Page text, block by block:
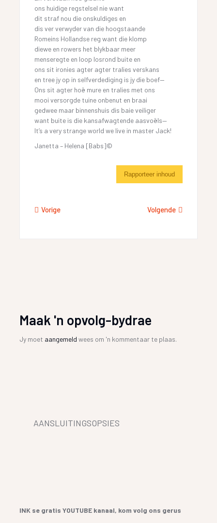
ons huidige regstelsel nie want
dit straf nou die onskuldiges en
dis ver verwyder van die hoogstaande
Romeins Hollandse reg want die klomp
diewe en rowers het blykbaar meer
menseregte en loop losrond buite en
ons sit ironies agter agter tralies verskans
en tree jy op in selfverdediging is jy die boef—
Ons sit agter hoë mure en tralies met ons
mooi versorgde tuine onbenut en braai
gedwee maar binnenshuis dis baie veiliger
want buite is die kansafwagtende aasvoëls—
It’s a very strange world we live in master Jack!
Janetta – Helena [Babs]©
Rapporteer inhoud
Vorige Volgende
Maak 'n opvolg-bydrae
Jy moet aangemeld wees om 'n kommentaar te plaas.
AANSLUITINGSOPSIES
INK se gratis YOUTUBE kanaal, kom volg ons gerus